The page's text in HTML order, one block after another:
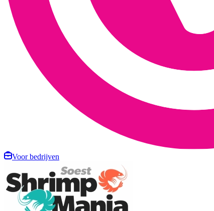
Voor bedrijven